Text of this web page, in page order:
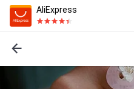
AliExpress